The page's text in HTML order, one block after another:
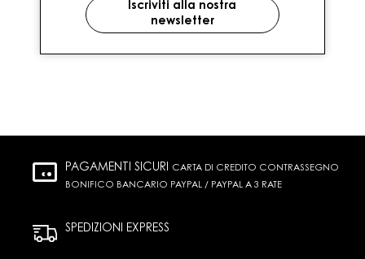
PAGAMENTI SICURI CARTA DI CREDITO CONTRASSEGNO
BONIFICO BANCARIO PAYPAL / PAYPAL A 3 RATE
SPEDIZIONI EXPRESS
Iscriviti alla nostra
newsletter